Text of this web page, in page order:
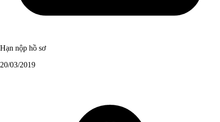
Hạn nộp hồ sơ
20/03/2019